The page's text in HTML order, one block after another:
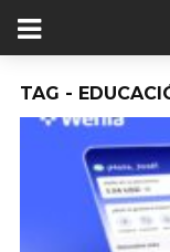
TAG -